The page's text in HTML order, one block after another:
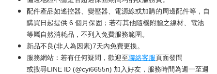
配件產品如遙控器、變壓器、電源線或加購的周邊配件等，自
購買日起提供 6 個月保固；若有其他隨機附贈之線材、電池
等屬自然消耗品，不列入免費服務範圍。
新品不良(非人為因素)7天內免費更換。
服務網站：若有任何疑問，歡迎至聯絡客服頁面發問
或搜尋LINE ID (@cyi6655n) 加入好友，服務時間為週一至週